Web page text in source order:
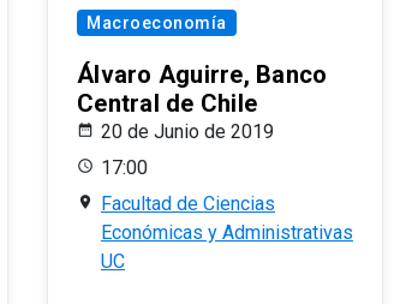
Macroeconomía
Álvaro Aguirre, Banco
Central de Chile
20 de Junio de 2019
17:00
Facultad de Ciencias
Económicas y Administrativas
UC